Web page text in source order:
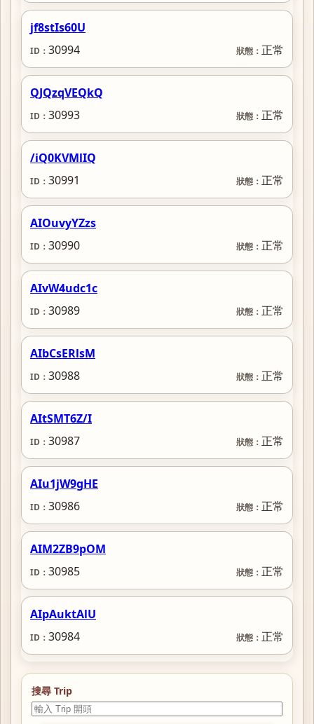
30994
jf8stIs60U
正常
30993
QJQzqVEQkQ
正常
30991
/iQ0KVMlIQ
正常
30990
AIOuvyYZzs
正常
30989
AIvW4udc1c
正常
30988
AIbCsERlsM
正常
30987
AItSMT6Z/I
正常
30986
AIu1jW9gHE
正常
30985
AIM2ZB9pOM
正常
30984
AIpAuktAlU
正常
搜尋 Trip